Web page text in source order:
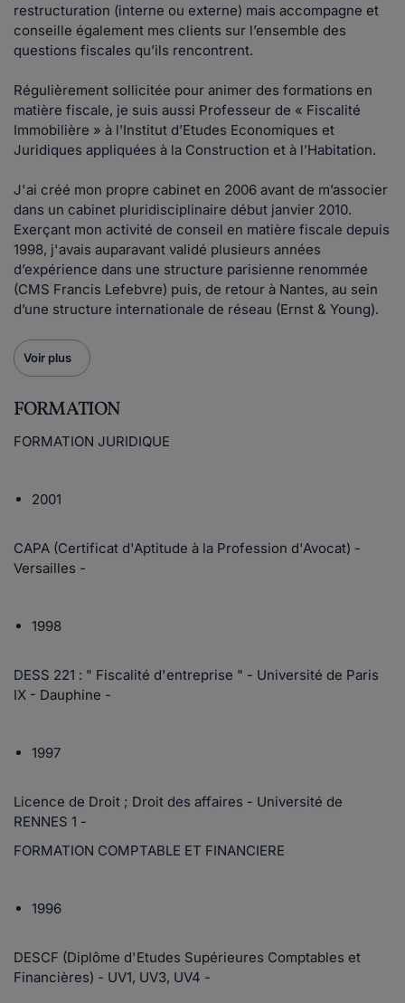
restructuration (interne ou externe) mais accompagne et
conseille également mes clients sur l’ensemble des
questions fiscales qu’ils rencontrent.
Régulièrement sollicitée pour animer des formations en
matière fiscale, je suis aussi Professeur de « Fiscalité
Immobilière » à l’Institut d’Etudes Economiques et
Juridiques appliquées à la Construction et à l’Habitation.
J'ai créé mon propre cabinet en 2006 avant de m’associer
dans un cabinet pluridisciplinaire début janvier 2010.
Exerçant mon activité de conseil en matière fiscale depuis
1998, j'avais auparavant validé plusieurs années
d’expérience dans une structure parisienne renommée
(CMS Francis Lefebvre) puis, de retour à Nantes, au sein
d’une structure internationale de réseau (Ernst & Young).
Voir plus
FORMATION
FORMATION JURIDIQUE
2001
CAPA (Certificat d'Aptitude à la Profession d'Avocat) -
Versailles -
1998
DESS 221 : " Fiscalité d'entreprise " - Université de Paris
IX - Dauphine -
1997
Licence de Droit ; Droit des affaires - Université de
RENNES 1 -
FORMATION COMPTABLE ET FINANCIERE
1996
DESCF (Diplôme d'Etudes Supérieures Comptables et
Financières) - UV1, UV3, UV4 -